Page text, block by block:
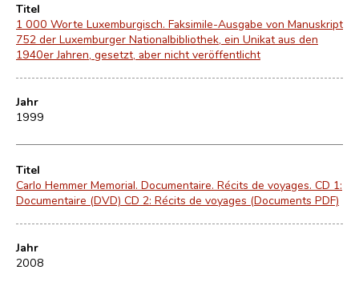
Titel
1 000 Worte Luxemburgisch. Faksimile-Ausgabe von Manuskript
752 der Luxemburger Nationalbibliothek, ein Unikat aus den
1940er Jahren, gesetzt, aber nicht veröffentlicht
Jahr
1999
Titel
Carlo Hemmer Memorial. Documentaire. Récits de voyages. CD 1:
Documentaire (DVD) CD 2: Récits de voyages (Documents PDF)
Jahr
2008